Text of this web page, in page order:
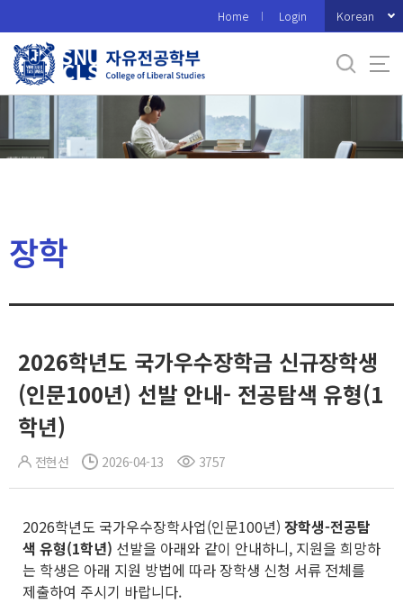
로
메
Home Login Korean
장학
2026학년도 국가우수장학금 신규장학생
(인문100년) 선발 안내- 전공탐색 유형(1
학년)
전현선 2026-04-13 3757
2026학년도 국가우수장학사업(인문100년) 장학생-전공탐
색 유형(1학년) 선발을 아래와 같이 안내하니, 지원을 희망하
는 학생은 아래 지원 방법에 따라 장학생 신청 서류 전체를
제출하여 주시기 바랍니다.